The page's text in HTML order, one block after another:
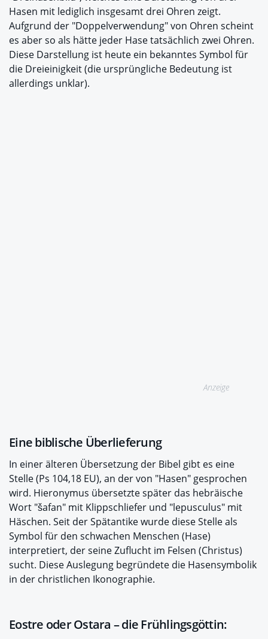
Hasen mit lediglich insgesamt drei Ohren zeigt.
Aufgrund der "Doppelverwendung" von Ohren scheint
es aber so als hätte jeder Hase tatsächlich zwei Ohren.
Diese Darstellung ist heute ein bekanntes Symbol für
die Dreieinigkeit (die ursprüngliche Bedeutung ist
allerdings unklar).
Anzeige
Eine biblische Überlieferung
In einer älteren Übersetzung der Bibel gibt es eine
Stelle (Ps 104,18 EU), an der von "Hasen" gesprochen
wird. Hieronymus übersetzte später das hebräische
Wort "šafan" mit Klippschliefer und "lepusculus" mit
Häschen. Seit der Spätantike wurde diese Stelle als
Symbol für den schwachen Menschen (Hase)
interpretiert, der seine Zuflucht im Felsen (Christus)
sucht. Diese Auslegung begründete die Hasensymbolik
in der christlichen Ikonographie.
Eostre oder Ostara – die Frühlingsgöttin: